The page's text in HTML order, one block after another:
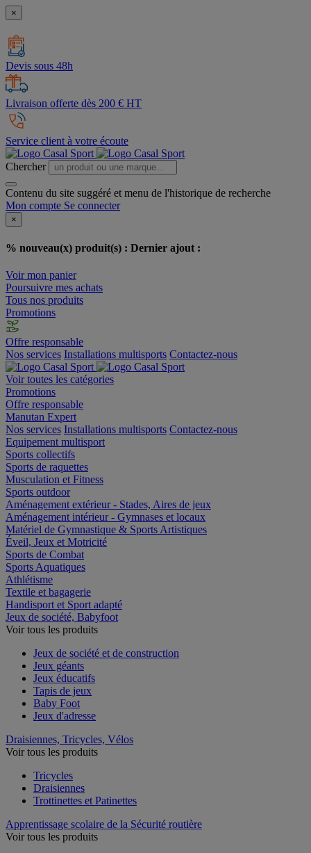
×
Devis sous 48h
Livraison offerte dès 200 € HT
Service client à votre écoute
Chercher
Contenu du site suggéré et menu de l'historique de recherche
Mon compte Se connecter
×
% nouveau(x) produit(s) : Dernier ajout :
Voir mon panier
Poursuivre mes achats
Tous nos produits
Promotions
Offre responsable
Nos services Installations multisports Contactez-nous
Voir toutes les catégories
Promotions
Offre responsable
Manutan Expert
Nos services Installations multisports Contactez-nous
Equipement multisport
Sports collectifs
Sports de raquettes
Musculation et Fitness
Sports outdoor
Aménagement extérieur - Stades, Aires de jeux
Aménagement intérieur - Gymnases et locaux
Matériel de Gymnastique & Sports Artistiques
Éveil, Jeux et Motricité
Sports de Combat
Sports Aquatiques
Athlétisme
Textile et bagagerie
Handisport et Sport adapté
Jeux de société, Babyfoot
Voir tous les produits
Jeux de société et de construction
Jeux géants
Jeux éducatifs
Tapis de jeux
Baby Foot
Jeux d'adresse
Draisiennes, Tricycles, Vélos
Voir tous les produits
Tricycles
Draisiennes
Trottinettes et Patinettes
Apprentissage scolaire de la Sécurité routière
Voir tous les produits